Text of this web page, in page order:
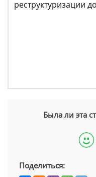
реструктуризации
Была ли эта
Поделиться: